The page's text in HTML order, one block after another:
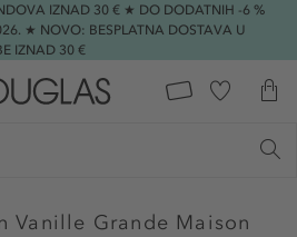
IZNAD 30 € ★ DO DODATNIH -6 %
★ NOVO: BESPLATNA DOSTAVA U
IZNAD 30 €
Vanille Grande Maison